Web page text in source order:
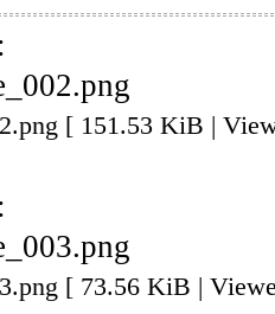
[ 151.53 KiB |
[ 73.56 KiB |